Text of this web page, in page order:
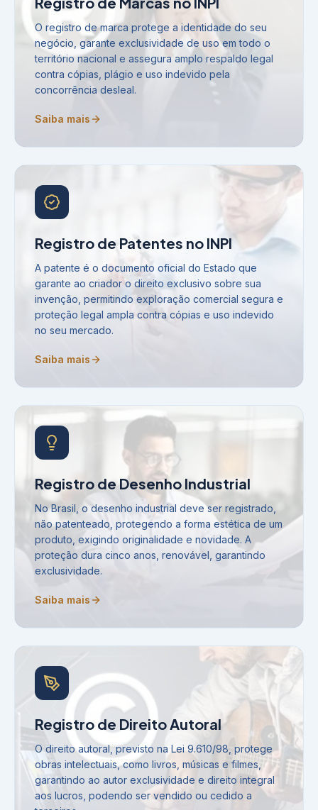
O registro de marca protege a identidade do seu
negócio, garante exclusividade de uso em todo o
território nacional e assegura amplo respaldo legal
contra cópias, plágio e uso indevido pela
concorrência desleal.
Saiba mais
Registro de Patentes no INPI
A patente é o documento oficial do Estado que
garante ao criador o direito exclusivo sobre sua
invenção, permitindo exploração comercial segura e
proteção legal ampla contra cópias e uso indevido
no seu mercado.
Saiba mais
Registro de Desenho Industrial
No Brasil, o desenho industrial deve ser registrado,
não patenteado, protegendo a forma estética de um
produto, exigindo originalidade e novidade. A
proteção dura cinco anos, renovável, garantindo
exclusividade.
Saiba mais
Registro de Direito Autoral
O direito autoral, previsto na Lei 9.610/98, protege
obras intelectuais, como livros, músicas e filmes,
garantindo ao autor exclusividade e direito integral
aos lucros, podendo ser vendido ou cedido a